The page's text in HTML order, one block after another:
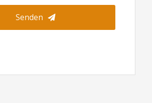
Senden